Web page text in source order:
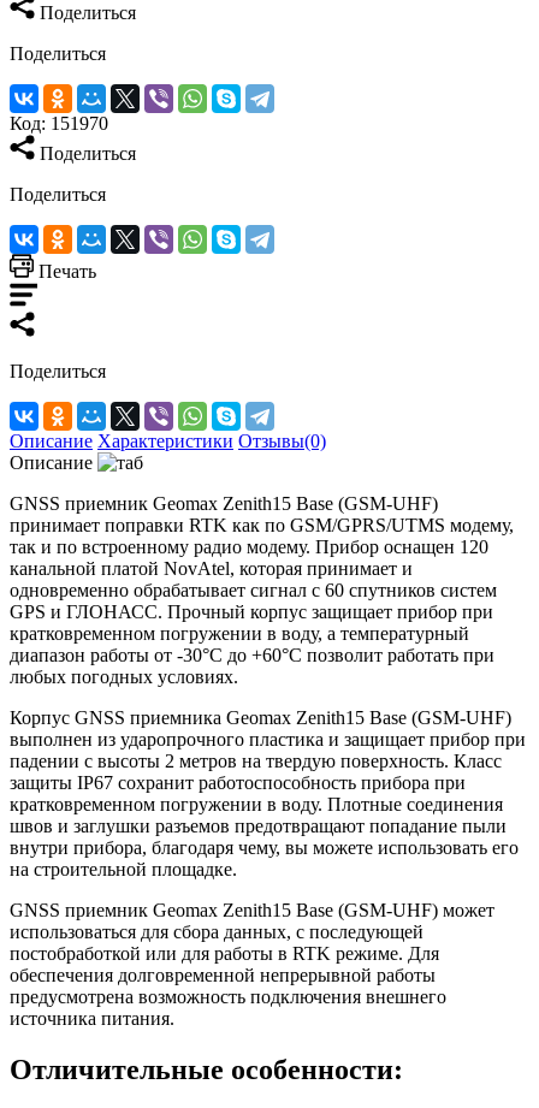
Поделиться
Поделиться
Код: 151970
Поделиться
Поделиться
Печать
Поделиться
Описание Характеристики Отзывы(0)
Описание
GNSS приемник Geomax Zenith15 Base (GSM-UHF)
принимает поправки RTK как по GSM/GPRS/UTMS модему,
так и по встроенному радио модему. Прибор оснащен 120
канальной платой NovAtel, которая принимает и
одновременно обрабатывает сигнал с 60 спутников систем
GPS и ГЛОНАСС. Прочный корпус защищает прибор при
кратковременном погружении в воду, а температурный
диапазон работы от -30°С до +60°С позволит работать при
любых погодных условиях.
Корпус GNSS приемника Geomax Zenith15 Base (GSM-UHF)
выполнен из ударопрочного пластика и защищает прибор при
падении с высоты 2 метров на твердую поверхность. Класс
защиты IP67 сохранит работоспособность прибора при
кратковременном погружении в воду. Плотные соединения
швов и заглушки разъемов предотвращают попадание пыли
внутри прибора, благодаря чему, вы можете использовать его
на строительной площадке.
GNSS приемник Geomax Zenith15 Base (GSM-UHF) может
использоваться для сбора данных, с последующей
постобработкой или для работы в RTK режиме. Для
обеспечения долговременной непрерывной работы
предусмотрена возможность подключения внешнего
источника питания.
Отличительные особенности: